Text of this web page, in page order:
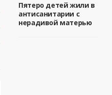
Пятеро детей жили в
антисанитарии с
нерадивой матерью